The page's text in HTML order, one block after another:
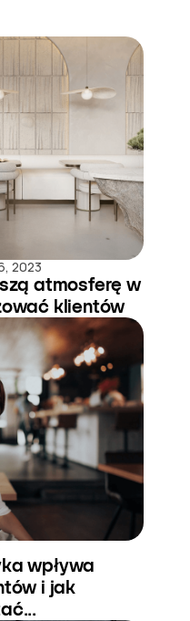
2023
atmosferę w
klientów
wpływa
i jak